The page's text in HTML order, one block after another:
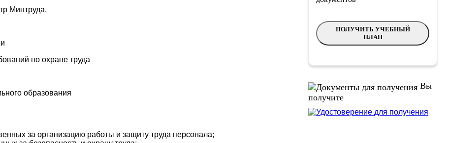
Минтруда.
по охране труда
образования
за организацию работы и защиту труда персонала;
ПОЛУЧИТЬ УЧЕБНЫЙ
ПЛАН
Вы
получите